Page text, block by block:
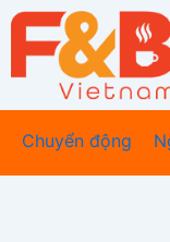
Nhảy
Chuyển động